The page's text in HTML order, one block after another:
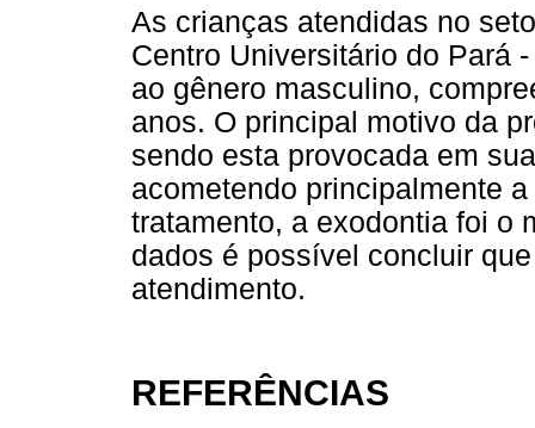
As crianças atendidas no
Centro Universitário do Pará
ao gênero masculino,
anos. O principal motivo da
sendo esta provocada em
acometendo principalmente
tratamento, a exodontia foi o
dados é possível concluir
atendimento.
REFERÊNCIAS